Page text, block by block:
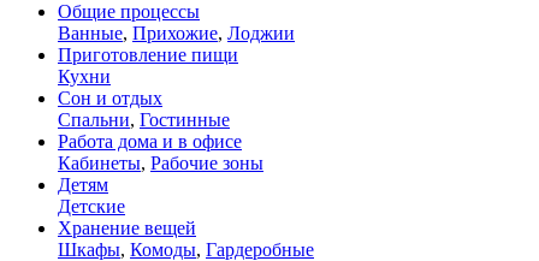
Общие процессы
Ванные, Прихожие, Лоджии
Приготовление пищи
Кухни
Сон и отдых
Спальни, Гостинные
Работа дома и в офисе
Кабинеты, Рабочие зоны
Детям
Детские
Хранение вещей
Шкафы, Комоды, Гардеробные